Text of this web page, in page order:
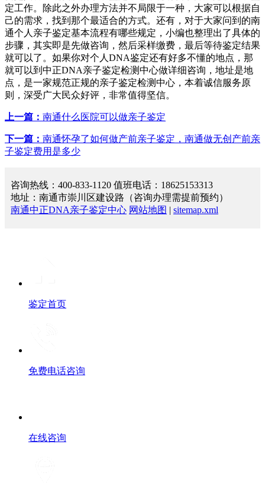
定工作。除此之外办理方法并不局限于一种，大家可以根据自
己的需求，找到那个最适合的方式。还有，对于大家问到的南
通个人亲子鉴定基本流程有哪些规定，小编也整理出了具体的
步骤，其实即是先做咨询，然后采样缴费，最后等待鉴定结果
就可以了。如果你对个人DNA鉴定还有好多不懂的地点，那
就可以到中正DNA亲子鉴定检测中心做详细咨询，地址是地
点，是一家规范正规的亲子鉴定检测中心，本着诚信服务原
则，深受广大民众好评，非常值得坚信。
上一篇： 南通什么医院可以做亲子鉴定
下一篇： 南通怀孕了如何做产前亲子鉴定，南通做无创产前亲
子鉴定费用是多少
咨询热线：400-833-1120 值班电话：18625153313
地址：南通市崇川区建设路（咨询办理需提前预约）
南通中正DNA亲子鉴定中心 网站地图 sitemap.xml
鉴定首页
免费电话咨询
在线咨询